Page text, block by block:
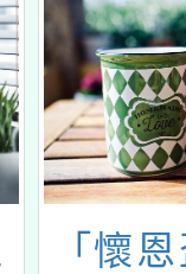
「懷